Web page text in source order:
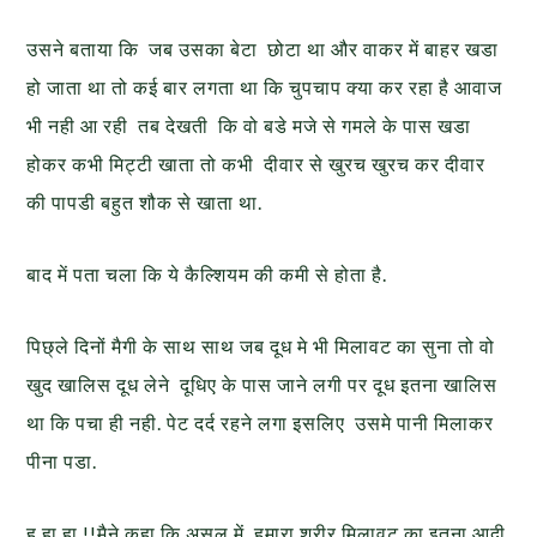
उसने बताया कि जब उसका बेटा छोटा था और वाकर में बाहर खडा
हो जाता था तो कई बार लगता था कि चुपचाप क्या कर रहा है आवाज
भी नही आ रही तब देखती कि वो बडे मजे से गमले के पास खडा
होकर कभी मिट्टी खाता तो कभी दीवार से खुरच खुरच कर दीवार
की पापडी बहुत शौक से खाता था.
बाद में पता चला कि ये कैल्शियम की कमी से होता है.
पिछ्ले दिनों मैगी के साथ साथ जब दूध मे भी मिलावट का सुना तो वो
खुद खालिस दूध लेने दूधिए के पास जाने लगी पर दूध इतना खालिस
था कि पचा ही नही. पेट दर्द रहने लगा इसलिए उसमे पानी मिलाकर
पीना पडा.